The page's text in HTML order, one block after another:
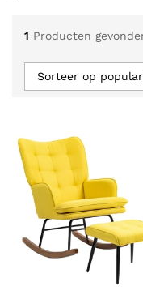
1 Producten
Sorteer op